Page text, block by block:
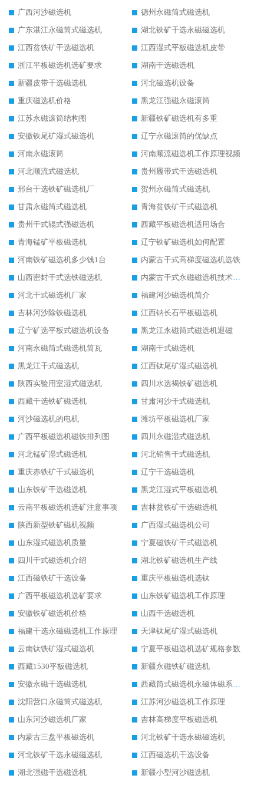
广西河沙磁选机
德州永磁筒式磁选机
广东湛江永磁筒式磁选机
湖北铁矿干选永磁磁选机
江西贫铁矿干选磁选机
江西湿式平板磁选机皮带
浙江平板磁选机选矿要求
湖南干选磁选机
新疆皮带干选磁选机
河北磁选机设备
重庆磁选机价格
黑龙江强磁永磁滚筒
江苏永磁滚筒结构图
新疆铁矿磁选机有多重
安徽铁尾矿湿式磁选机
辽宁永磁滚筒的优缺点
河南永磁滚筒
河南顺流磁选机工作原理视频
河北顺流式磁选机
贵州履带式干选磁选机
邢台干选铁矿磁选机厂
贺州永磁筒式磁选机
甘肃永磁筒式磁选机
青海贫铁矿干式磁选机
贵州干式辊式强磁选机
西藏平板磁选机适用场合
青海锰矿平板磁选机
辽宁铁矿磁选机如何配置
河南铁矿磁选机多少钱1台
内蒙古干式高梯度磁选机选铁
山西密封干式选铁磁选机
内蒙古干式永磁磁选机技术要求
河北干式磁选机厂家
福建河沙磁选机简介
吉林河沙除铁磁选机
江西钠长石平板磁选机
辽宁矿选平板式磁选机设备
黑龙江永磁筒式磁选机退磁
河南永磁筒式磁选机筒瓦
湖南干式磁选机
黑龙江干式磁选机
江西钛尾矿湿式磁选机
陕西实验用室湿式磁选机
四川水选褐铁矿磁选机
西藏干选铁矿磁选机
甘肃河沙干式磁选机
河沙磁选机的电机
潍坊平板磁选机厂家
广西平板磁选机磁铁排列图
四川永磁湿式磁选机
河北锰矿湿式磁选机
河北销售干式磁选机
重庆赤铁矿干式磁选机
辽宁干选磁选机
山东铁矿干选磁选机
黑龙江湿式平板磁选机
云南平板磁选机选矿注意事项
吉林贫铁矿干选磁选机
陕西新型铁矿磁机视频
广西湿式磁选机公司
山东湿式磁选机质量
宁夏磁铁矿干式磁选机
四川干式磁选机介绍
湖北铁矿磁选机生产线
江西磁铁矿干选设备
重庆平板磁选机选钛
广西平板磁选机选矿要求
山东铁矿磁选机工作原理
安徽铁矿磁选机价格
山西干选磁选机
福建干选永磁磁选机工作原理
天津钛尾矿湿式磁选机
云南钛铁矿湿式磁选机
宁夏平板磁选机选矿规格参数
西藏1530平板磁选机
新疆永磁铁矿磁选机
安徽永磁干选磁选机
西藏筒式磁选机永磁体磁系设计
沈阳营口永磁筒式磁选机
江苏河沙磁选机工作原理
山东河沙磁选机厂家
吉林高梯度平板磁选机
内蒙古三盘平板磁选机
河北铁矿干选永磁磁选机
河北铁矿干选永磁磁选机
江西磁选机干选设备
湖北强磁干选磁选机
新疆小型河沙磁选机